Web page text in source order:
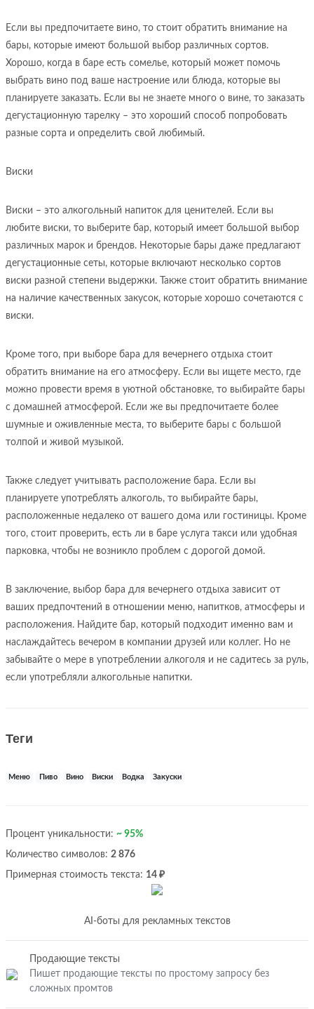
Если вы предпочитаете вино, то стоит обратить внимание на
бары, которые имеют большой выбор различных сортов.
Хорошо, когда в баре есть сомелье, который может помочь
выбрать вино под ваше настроение или блюда, которые вы
планируете заказать. Если вы не знаете много о вине, то заказать
дегустационную тарелку – это хороший способ попробовать
разные сорта и определить свой любимый.
Виски
Виски – это алкогольный напиток для ценителей. Если вы
любите виски, то выберите бар, который имеет большой выбор
различных марок и брендов. Некоторые бары даже предлагают
дегустационные сеты, которые включают несколько сортов
виски разной степени выдержки. Также стоит обратить внимание
на наличие качественных закусок, которые хорошо сочетаются с
виски.
Кроме того, при выборе бара для вечернего отдыха стоит
обратить внимание на его атмосферу. Если вы ищете место, где
можно провести время в уютной обстановке, то выбирайте бары
с домашней атмосферой. Если же вы предпочитаете более
шумные и оживленные места, то выберите бары с большой
толпой и живой музыкой.
Также следует учитывать расположение бара. Если вы
планируете употреблять алкоголь, то выбирайте бары,
расположенные недалеко от вашего дома или гостиницы. Кроме
того, стоит проверить, есть ли в баре услуга такси или удобная
парковка, чтобы не возникло проблем с дорогой домой.
В заключение, выбор бара для вечернего отдыха зависит от
ваших предпочтений в отношении меню, напитков, атмосферы и
расположения. Найдите бар, который подходит именно вам и
наслаждайтесь вечером в компании друзей или коллег. Но не
забывайте о мере в употреблении алкоголя и не садитесь за руль,
если употребляли алкогольные напитки.
Теги
Меню Пиво Вино Виски Водка Закуски
Процент уникальности: ~ 95%
Количество символов: 2 876
Примерная стоимость текста: 14 ₽
AI-боты для рекламных текстов
Продающие тексты
Пишет продающие тексты по простому запросу без
сложных промтов